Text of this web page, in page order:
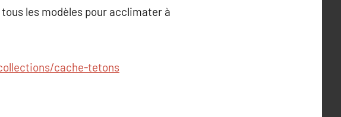
les modèles pour acclimater à
cache-tetons